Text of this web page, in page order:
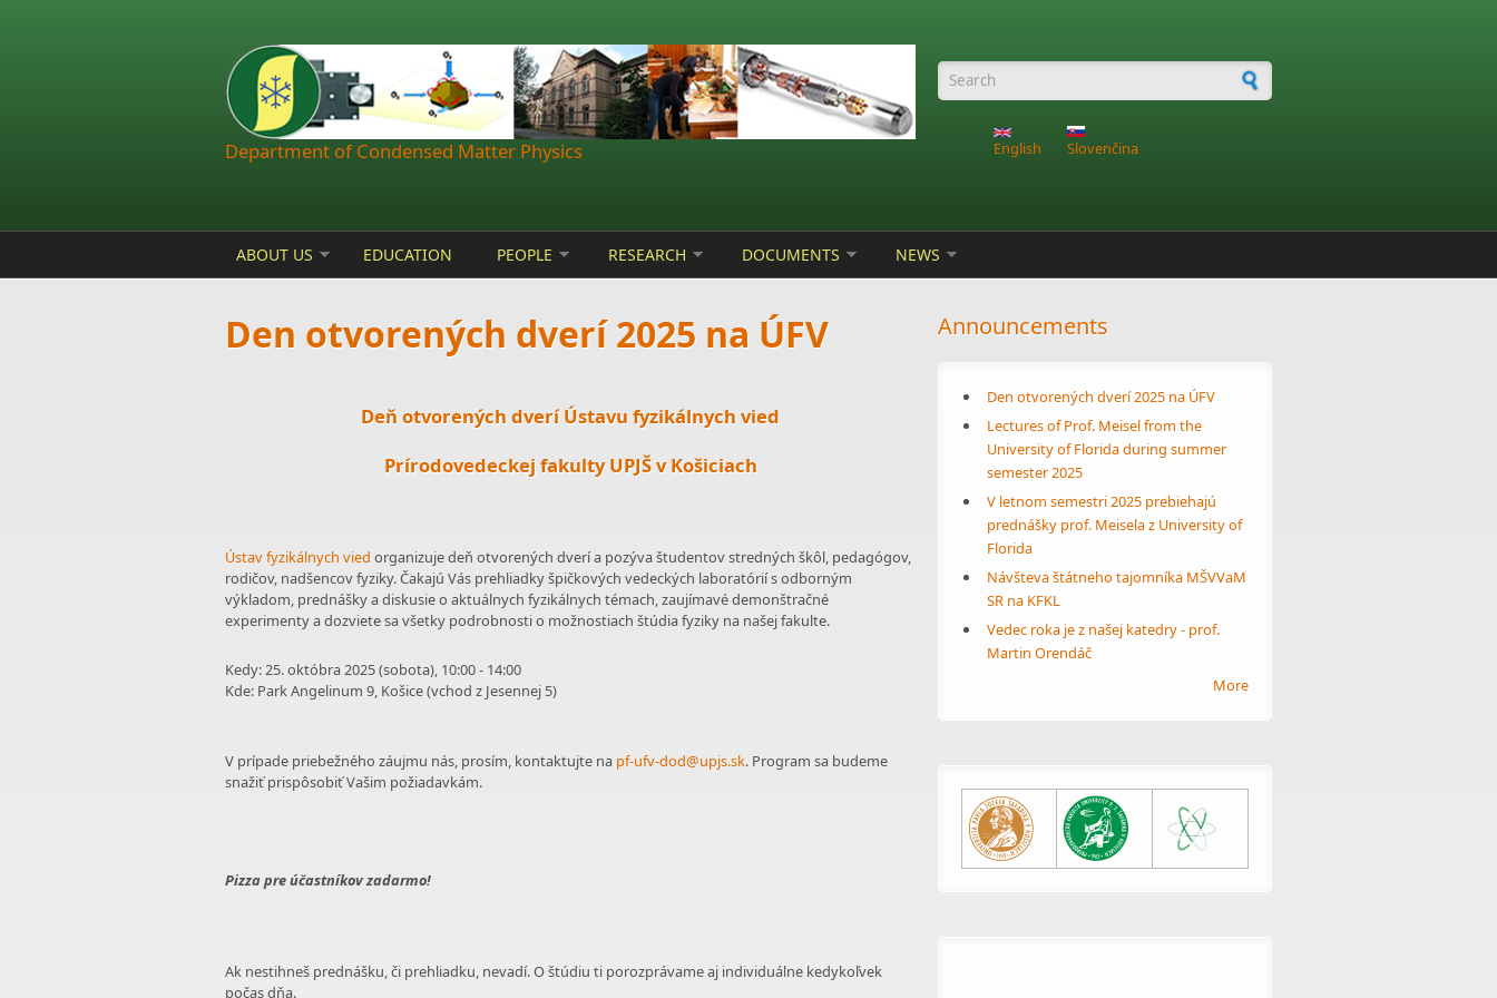
Department of Condensed Matter Physics
Search form
English Slovenčina
ABOUT US EDUCATION PEOPLE RESEARCH DOCUMENTS NEWS
Den otvorených dverí 2025 na ÚFV
Deň otvorených dverí Ústavu fyzikálnych vied
Prírodovedeckej fakulty UPJŠ v Košiciach
Ústav fyzikálnych vied organizuje deň otvorených dverí a pozýva študentov stredných škôl, pedagógov,
rodičov, nadšencov fyziky. Čakajú Vás prehliadky špičkových vedeckých laboratórií s odborným
výkladom, prednášky a diskusie o aktuálnych fyzikálnych témach, zaujímavé demonštračné
experimenty a dozviete sa všetky podrobnosti o možnostiach štúdia fyziky na našej fakulte.
Kedy: 25. októbra 2025 (sobota), 10:00 - 14:00
Kde: Park Angelinum 9, Košice (vchod z Jesennej 5)
V prípade priebežného záujmu nás, prosím, kontaktujte na pf-ufv-dod@upjs.sk. Program sa budeme
snažiť prispôsobiť Vašim požiadavkám.
Pizza pre účastníkov zadarmo!
Ak nestihneš prednášku, či prehliadku, nevadí. O štúdiu ti porozprávame aj individuálne kedykoľvek
počas dňa.
Announcements
Den otvorených dverí 2025 na ÚFV
Lectures of Prof. Meisel from the
University of Florida during summer
semester 2025
V letnom semestri 2025 prebiehajú
prednášky prof. Meisela z University of
Florida
Návšteva štátneho tajomníka MŠVVaM
SR na KFKL
Vedec roka je z našej katedry - prof.
Martin Orendáč
More